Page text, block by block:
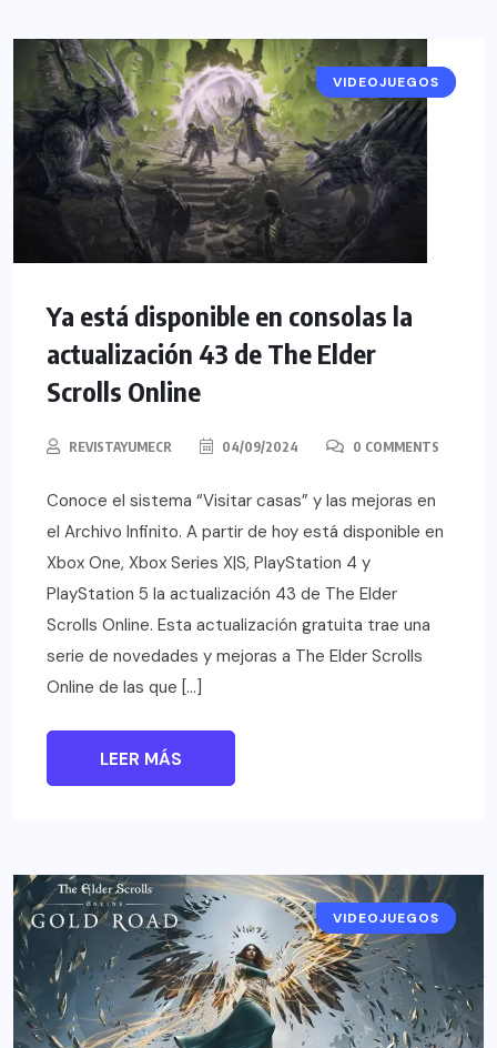
NOTICIAS
VIDEOJUEGOS
Ya está disponible en consolas la
actualización 43 de The Elder
Scrolls Online
REVISTAYUMECR 04/09/2024 0 COMMENTS
Conoce el sistema “Visitar casas” y las mejoras en
el Archivo Infinito. A partir de hoy está disponible en
Xbox One, Xbox Series X|S, PlayStation 4 y
PlayStation 5 la actualización 43 de The Elder
Scrolls Online. Esta actualización gratuita trae una
serie de novedades y mejoras a The Elder Scrolls
Online de las que […]
LEER MÁS
NOTICIAS
VIDEOJUEGOS